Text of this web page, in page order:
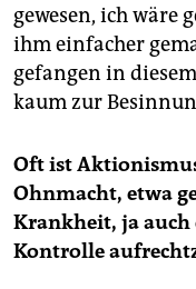
gewesen, ich wäre
ihm einfacher
gefangen in
kaum zur
Oft ist
Ohnmacht, etwa
Krankheit, ja auch
Kontrolle